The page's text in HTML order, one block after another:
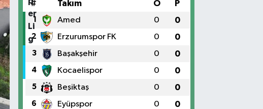
# Takım O P
1 Amed 0 0
2 Erzurumspor FK 0 0
3 Başakşehir 0 0
4 Kocaelispor 0 0
5 Beşiktaş 0 0
6 Eyüpspor 0 0